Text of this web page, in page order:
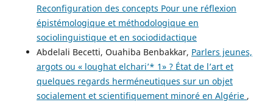
Reconfiguration des concepts Pour une réflexion
épistémologique et méthodologique en
sociolinguistique et en sociodidactique
Abdelali Becetti, Ouahiba Benbakkar, Parlers jeunes,
argots ou « loughat elchari’* 1» ? État de l’art et
quelques regards herméneutiques sur un objet
socialement et scientifiquement minoré en Algérie ,